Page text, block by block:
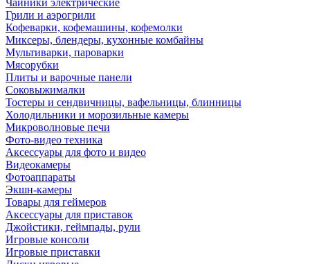
Чайники электрические
Грили и аэрогрили
Кофеварки, кофемашины, кофемолки
Миксеры, блендеры, кухонные комбайны
Мультиварки, пароварки
Мясорубки
Плиты и варочные панели
Соковыжималки
Тостеры и сендвичницы, вафельницы, блинницы
Холодильники и морозильные камеры
Микроволновые печи
Фото-видео техника
Аксессуары для фото и видео
Видеокамеры
Фотоаппараты
Экшн-камеры
Товары для геймеров
Аксессуары для приставок
Джойстики, геймпады, рули
Игровые консоли
Игровые приставки